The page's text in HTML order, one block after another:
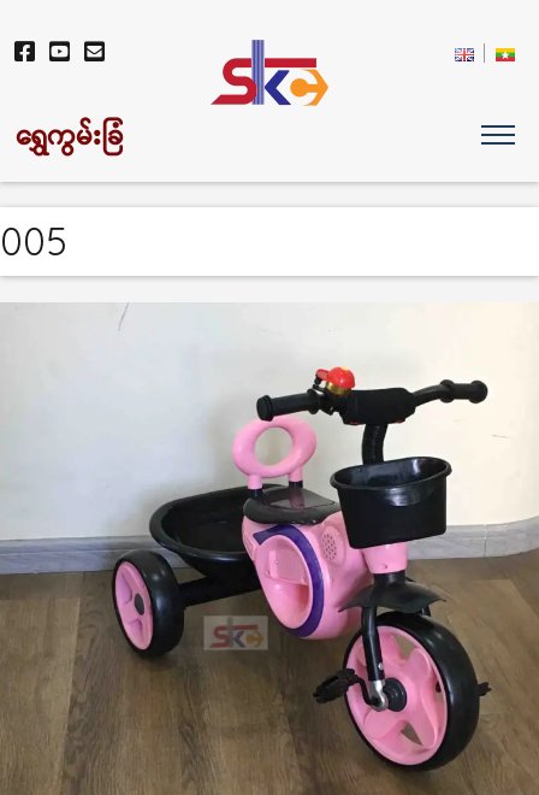
ရွှေကွမ်းခြံ
005